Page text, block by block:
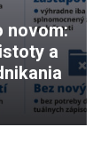
novom:
a